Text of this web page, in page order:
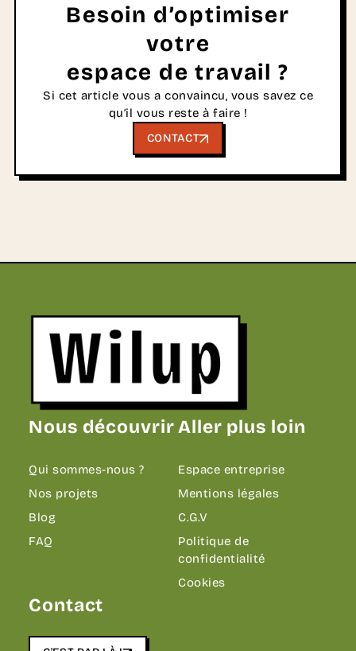
Besoin d’optimiser
votre
espace de travail ?
Si cet article vous a convaincu, vous savez ce
qu’il vous reste à faire !
CONTACT
Revenir sur la page d'accueil
Nous découvrir
Qui sommes-nous ?
Nos projets
Blog
FAQ
Aller plus loin
Espace entreprise
Mentions légales
C.G.V
Politique de
confidentialité
Cookies
Contact